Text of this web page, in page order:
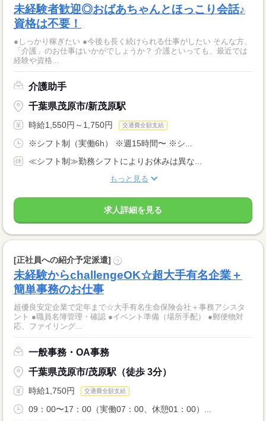
未経験者歓迎◎おばあちゃんとほっこり会話♪
資格は不要！
●しっかり稼ぎたい ●今後も長く続けられる仕事がしたい そんな方、
「介護」のお仕事はいかがでしょうか？ 介護といっても、最近では
経験や資格...
介護助手
千葉県茂原市/新茂原駅
時給1,550円～1,750円 交通費全額支給
※シフト制（実働6h） ※週15時間〜 ※シ...
≪シフト制≫勤務シフトによりお休みは異な...
もっと見る
求人詳細を見る
[正社員への紹介予定派遣] ?
未経験からchallengeOK☆超大手有名企業＋
簡単事務のお仕事
超優良安定企業で定年まで☆大手有名生命保険会社＋事務アシスタ
ント ●職員名簿管理・確認 ●イベント準備（場所手配） ●郵便物対
応、ファイリング...
一般事務・OA事務
千葉県茂原市/茂原駅（徒歩 3分）
時給1,750円 交通費全額支給
09：00〜17：00（実働07：00、休憩01：00）...